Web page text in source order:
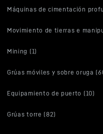
Máquinas de cimentación
Movimiento de tierras e
Mining (1)
Grúas móviles y sobre oruga
Equipamiento de puerto (10)
Grúas torre (82)